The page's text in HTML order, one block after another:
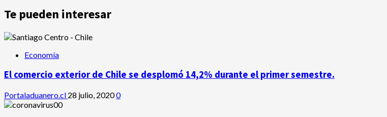
Te pueden interesar
Economía
El comercio exterior de Chile se desplomó 14,2% durante el primer semestre.
Portaladuanero.cl 28 julio, 20200